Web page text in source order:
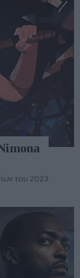
του 2023